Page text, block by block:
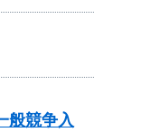
般競争入